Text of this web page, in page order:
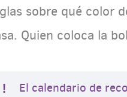
sobre qué color
Quien coloca la
El calendario de